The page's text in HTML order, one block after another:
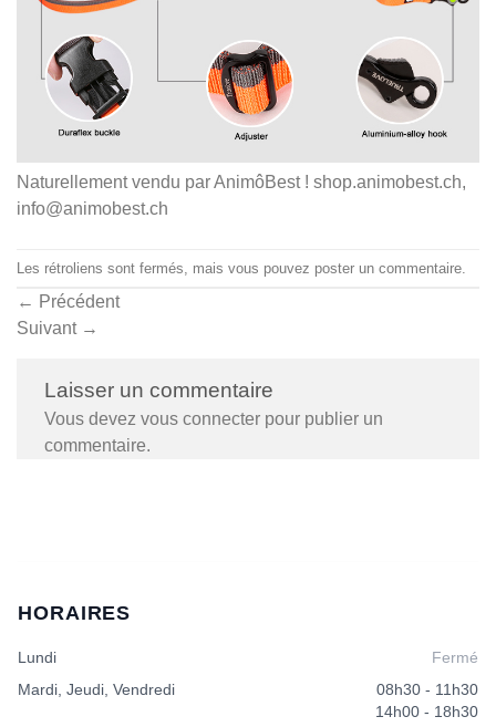
Naturellement vendu par AnimôBest ! shop.animobest.ch,
info@animobest.ch
Les rétroliens sont fermés, mais vous pouvez poster un commentaire
← Précédent
Suivant →
Laisser un commentaire
Vous devez vous connecter pour publier un
commentaire.
HORAIRES
Lundi
Fermé
Mardi, Jeudi, Vendredi
08h30 - 11h30
14h00 - 18h30